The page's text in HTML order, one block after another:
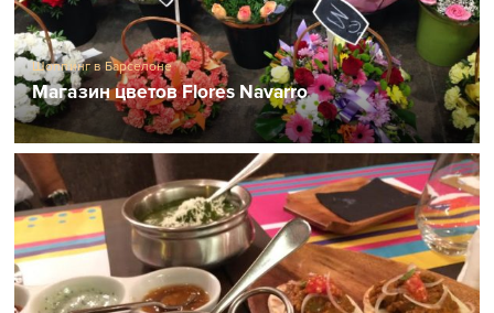
Шоппинг в Барселоне
Магазин цветов Flores Navarro